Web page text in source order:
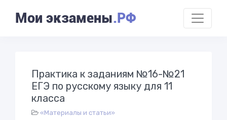
Мои экзамены.РФ
Практика к заданиям №16-№21
ЕГЭ по русскому языку для 11
класса
«Материалы и статьи»